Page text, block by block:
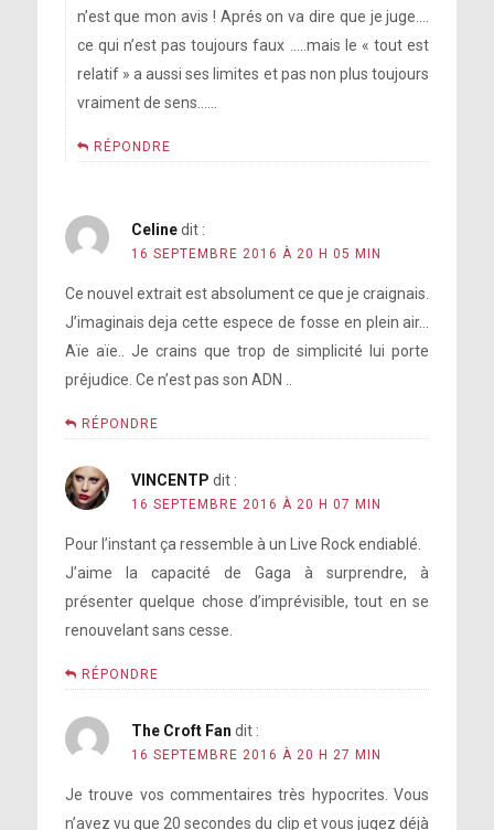
n’est que mon avis ! Aprés on va dire que je juge….
ce qui n’est pas toujours faux …..mais le « tout est
relatif » a aussi ses limites et pas non plus toujours
vraiment de sens……
RÉPONDRE
Celine dit :
16 SEPTEMBRE 2016 À 20 H 05 MIN
Ce nouvel extrait est absolument ce que je craignais.
J’imaginais deja cette espece de fosse en plein air…
Aïe aïe.. Je crains que trop de simplicité lui porte
préjudice. Ce n’est pas son ADN ..
RÉPONDRE
VINCENTP dit :
16 SEPTEMBRE 2016 À 20 H 07 MIN
Pour l’instant ça ressemble à un Live Rock endiablé.
J’aime la capacité de Gaga à surprendre, à
présenter quelque chose d’imprévisible, tout en se
renouvelant sans cesse.
RÉPONDRE
The Croft Fan dit :
16 SEPTEMBRE 2016 À 20 H 27 MIN
Je trouve vos commentaires très hypocrites. Vous
n’avez vu que 20 secondes du clip et vous jugez déjà